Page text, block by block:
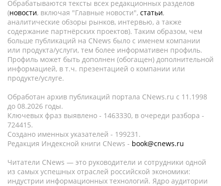
Обрабатываются тексты всех редакционных разделов
(новости, включая "Главные новости", статьи,
аналитические обзоры рынков, интервью, а также
содержание партнёрских проектов). Таким образом, чем
больше публикаций на CNews было с именем компании
или продукта/услуги, тем более информативен профиль.
Профиль может быть дополнен (обогащен) дополнительной
информацией, в т.ч. презентацией о компании или
продукте/услуге.
Обработан архив публикаций портала CNews.ru c 11.1998
до 08.2026 годы.
Ключевых фраз выявлено - 1463330, в очереди разбора -
724415.
Создано именных указателей - 199231.
Редакция Индексной книги CNews - book@cnews.ru
Читатели CNews — это руководители и сотрудники одной
из самых успешных отраслей российской экономики:
индустрии информационных технологий. Ядро аудитории